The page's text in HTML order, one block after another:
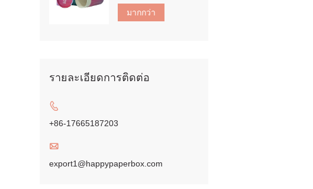
มากกว่า
รายละเอียดการติดต่อ

+86-17665187203

export1@happypaperbox.com